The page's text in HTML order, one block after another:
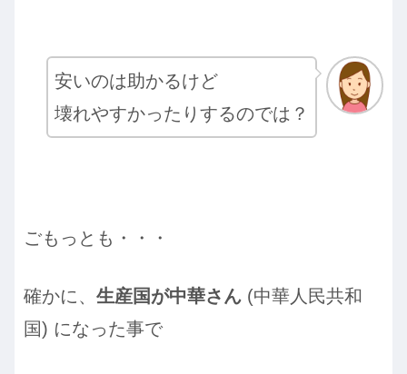
安いのは助かるけど
壊れやすかったりするのでは？
ごもっとも・・・
確かに、 生産国が中華さん (中華人民共和
国) になった事で